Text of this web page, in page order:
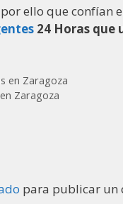
por ello que confían
24 Horas que
en Zaragoza
Zaragoza
para publicar un